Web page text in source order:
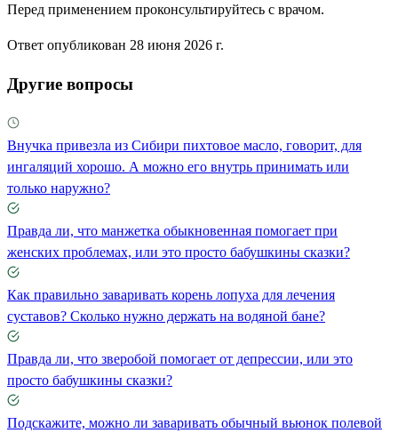
Перед применением проконсультируйтесь с врачом.
Ответ опубликован 28 июня 2026 г.
Другие вопросы
Внучка привезла из Сибири пихтовое масло, говорит, для
ингаляций хорошо. А можно его внутрь принимать или
только наружно?
Правда ли, что манжетка обыкновенная помогает при
женских проблемах, или это просто бабушкины сказки?
Как правильно заваривать корень лопуха для лечения
суставов? Сколько нужно держать на водяной бане?
Правда ли, что зверобой помогает от депрессии, или это
просто бабушкины сказки?
Подскажите, можно ли заваривать обычный вьюнок полевой